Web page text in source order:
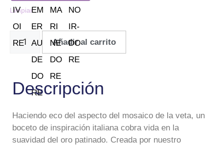
Limpiar
Añadir al carrito
Descripción
Haciendo eco del aspecto del mosaico de la veta, un
boceto de inspiración italiana cobra vida en la
suavidad del oro patinado. Creada por nuestro